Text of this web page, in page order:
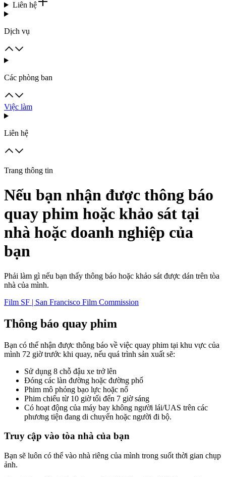
Liên hệ
Dịch vụ
Các phòng ban
Việc làm
Liên hệ
Trang thông tin
Nếu bạn nhận được thông báo
quay phim hoặc khảo sát tại
nhà hoặc doanh nghiệp của
bạn
Phải làm gì nếu bạn thấy thông báo hoặc khảo sát được dán trên tòa
nhà của mình.
Film SF | San Francisco Film Commission
Thông báo quay phim
Bạn có thể nhận được thông báo về việc quay phim tại khu vực của
mình 72 giờ trước khi quay, nếu quá trình sản xuất sẽ:
Sử dụng 8 chỗ đậu xe trở lên
Đóng các làn đường hoặc đường phố
Phim mô phỏng bạo lực hoặc nổ
Phim chiếu từ 10 giờ tối đến 7 giờ sáng
Có hoạt động của máy bay không người lái/UAS trên các
phương tiện đang di chuyển hoặc người đi bộ.
Truy cập vào tòa nhà của bạn
Bạn sẽ luôn có thể vào nhà riêng của mình trong suốt thời gian chụp
ảnh.